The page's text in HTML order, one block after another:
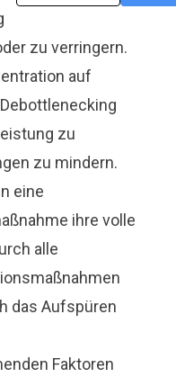
in der
zu verringern.
auf
zu
zu mindern.
eine
ihre volle
alle
das Aufspüren
Faktoren